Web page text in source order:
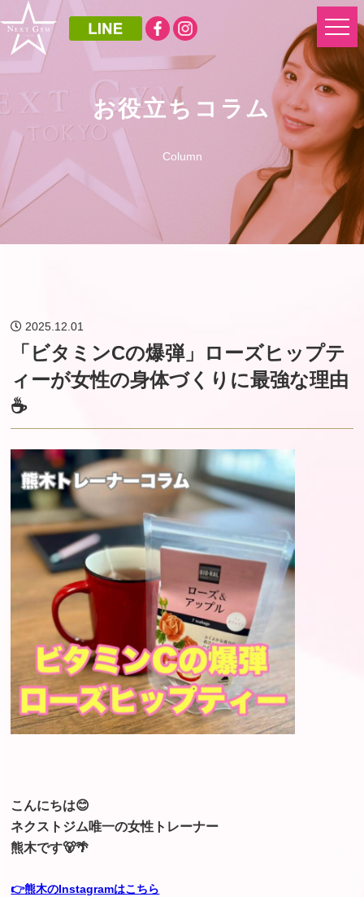
お役立ちコラム
Column
2025.12.01
「ビタミンCの爆弾」ローズヒップテ
ィーが女性の身体づくりに最強な理由
☕️
こんにちは😊
ネクストジム唯一の女性トレーナー
熊木です🐻🌴
👉熊木のInstagramはこちら